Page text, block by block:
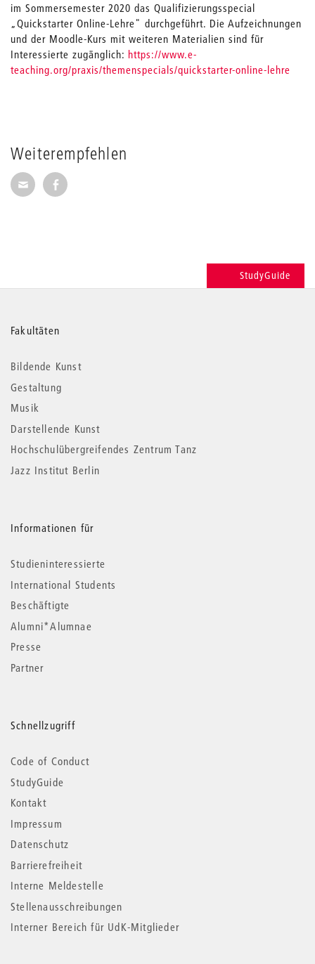
Weiterempfehlen
Seite per E-Mail weiterempfehlen
Seite auf Facebook weiterempfehlen
im Sommersemester 2020 das Qualifizierungsspecial
„Quickstarter Online-Lehre" durchgeführt. Die Aufzeichnungen
und der Moodle-Kurs mit weiteren Materialien sind für
Interessierte zugänglich: https://www.e-
teaching.org/praxis/themenspecials/quickstarter-online-lehre
StudyGuide
Weitere
Informationen
Fakultäten
Bildende Kunst
Gestaltung
Musik
Darstellende Kunst
Hochschulübergreifendes Zentrum Tanz
Jazz Institut Berlin
Informationen für
Studieninteressierte
International Students
Beschäftigte
Alumni*Alumnae
Presse
Partner
Schnellzugriff
Code of Conduct
StudyGuide
Kontakt
Impressum
Datenschutz
Barrierefreiheit
Interne Meldestelle
Stellenausschreibungen
Interner Bereich für UdK-Mitglieder